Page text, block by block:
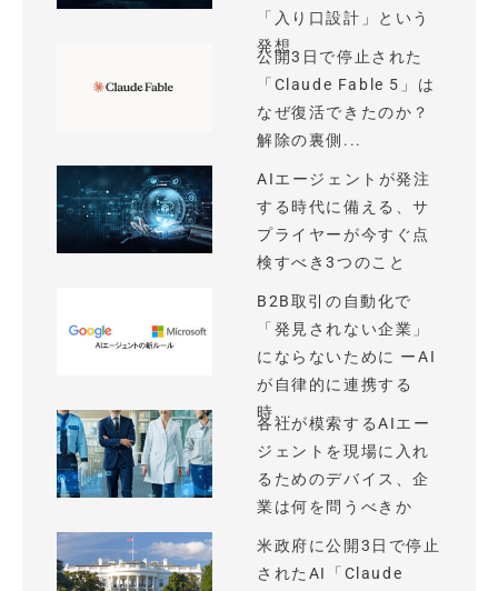
「入り口設計」という
発想
公開3日で停止された
「Claude Fable 5」は
なぜ復活できたのか？
解除の裏側...
AIエージェントが発注
する時代に備える、サ
プライヤーが今すぐ点
検すべき3つのこと
B2B取引の自動化で
「発見されない企業」
にならないために ーAI
が自律的に連携する
時...
各社が模索するAIエー
ジェントを現場に入れ
るためのデバイス、企
業は何を問うべきか
米政府に公開3日で停止
されたAI「Claude